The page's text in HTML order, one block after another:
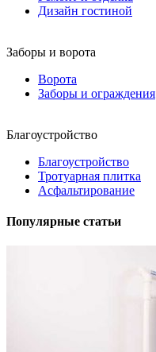
Дизайн гостиной
Заборы и ворота
Ворота
Заборы и ограждения
Благоустройство
Благоустройство
Тротуарная плитка
Асфальтирование
Популярные статьи